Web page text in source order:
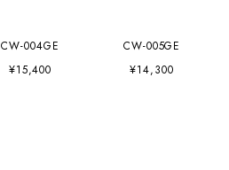
CW-004GE
¥15,400
CW-005GE
¥14,300